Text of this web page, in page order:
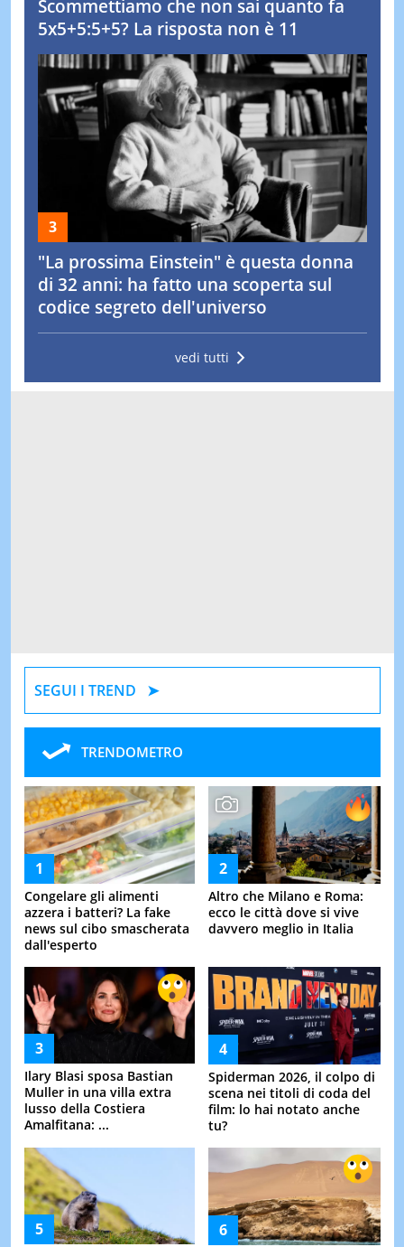
Scommettiamo che non sai quanto fa
5x5+5:5+5? La risposta non è 11
"La prossima Einstein" è questa donna
di 32 anni: ha fatto una scoperta sul
codice segreto dell'universo
vedi tutti
SEGUI I TREND
TRENDOMETRO
Congelare gli alimenti
azzera i batteri? La fake
news sul cibo smascherata
dall'esperto
Altro che Milano e Roma:
ecco le città dove si vive
davvero meglio in Italia
Ilary Blasi sposa Bastian
Muller in una villa extra
lusso della Costiera
Amalfitana: ...
Spiderman 2026, il colpo di
scena nei titoli di coda del
film: lo hai notato anche
tu?